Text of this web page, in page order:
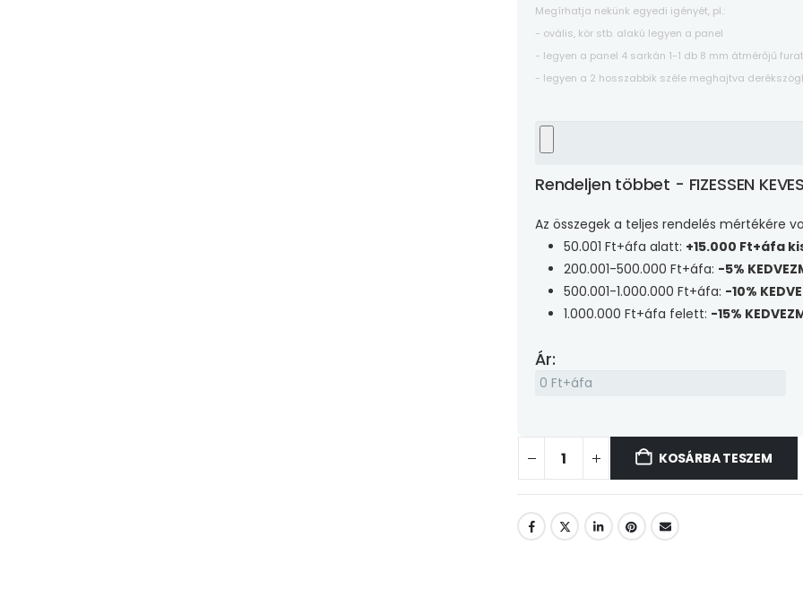
Megírhatja nekünk egyedi igényét, pl.:
- ovális, kör stb. alakú legyen a panel
- legyen a panel 4 sarkán 1-1 db 8 mm átmérőjű furat
- legyen a 2 hosszabbik széle meghajtva
Rendeljen többet - FIZESSEN
Az összegek a teljes rendelés mértékére
50.001 Ft+áfa alatt: +15.000 Ft+áfa
200.001-500.000 Ft+áfa: -5%
500.001-1.000.000 Ft+áfa: -10%
1.000.000 Ft+áfa felett: -15%
Ár:
KOSÁRBA TESZEM